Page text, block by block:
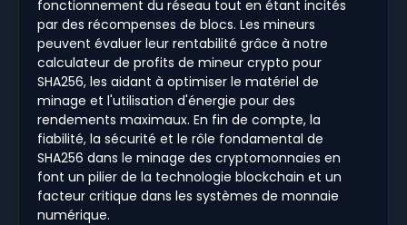
fonctionnement du réseau tout en étant incités
par des récompenses de blocs. Les mineurs
peuvent évaluer leur rentabilité grâce à notre
calculateur de profits de mineur crypto pour
SHA256, les aidant à optimiser le matériel de
minage et l'utilisation d'énergie pour des
rendements maximaux. En fin de compte, la
fiabilité, la sécurité et le rôle fondamental de
SHA256 dans le minage des cryptomonnaies en
font un pilier de la technologie blockchain et un
facteur critique dans les systèmes de monnaie
numérique.